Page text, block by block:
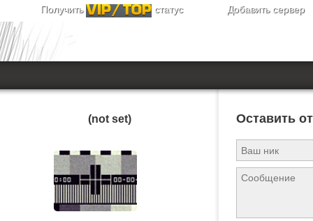
Получить статус Добавить сервер
(not set) Оставить